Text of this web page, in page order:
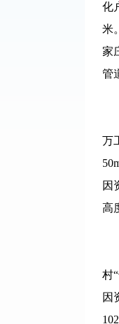
化
米
家
管
万
因
高
村
因